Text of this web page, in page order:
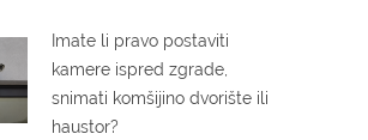
Imate li pravo postaviti
kamere ispred zgrade,
snimati komšijino dvorište ili
haustor?